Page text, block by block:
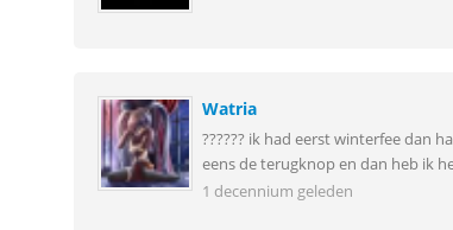
Watria
?????? ik had eerst winterfee dan
eens de terugknop en dan heb ik
1 decennium geleden